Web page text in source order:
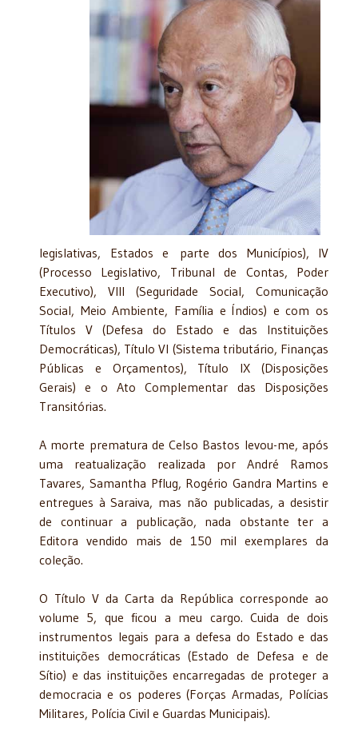
legislativas, Estados e parte dos Municípios), IV
(Processo Legislativo, Tribunal de Contas, Poder
Executivo), VIII (Seguridade Social, Comunicação
Social, Meio Ambiente, Família e Índios) e com os
Títulos V (Defesa do Estado e das Instituições
Democráticas), Título VI (Sistema tributário, Finanças
Públicas e Orçamentos), Título IX (Disposições
Gerais) e o Ato Complementar das Disposições
Transitórias.
A morte prematura de Celso Bastos levou-me, após
uma reatualização realizada por André Ramos
Tavares, Samantha Pflug, Rogério Gandra Martins e
entregues à Saraiva, mas não publicadas, a desistir
de continuar a publicação, nada obstante ter a
Editora vendido mais de 150 mil exemplares da
coleção.
O Título V da Carta da República corresponde ao
volume 5, que ficou a meu cargo. Cuida de dois
instrumentos legais para a defesa do Estado e das
instituições democráticas (Estado de Defesa e de
Sítio) e das instituições encarregadas de proteger a
democracia e os poderes (Forças Armadas, Polícias
Militares, Polícia Civil e Guardas Municipais).